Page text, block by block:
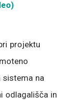
projektu
sistema na
odlagališča in